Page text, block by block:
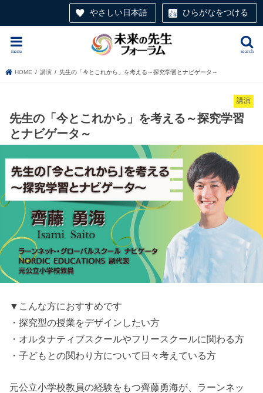
やさしい日本語 ひらがなをつける
search
menu
HOME 講演 先生の「今とこれから」を考える～探究学習とナビゲータ～
講演
先生の「今とこれから」を考える～探究学習
とナビゲータ～
▼こんな方におすすめです
・探究型の授業をデザインしたい方
・オルタナティブスクールやフリースクールに関わる方
・子どもとの関わり方について日々考えている方
元公立小学校教員の経験をもつ齊藤勇海が、ラーンネッ